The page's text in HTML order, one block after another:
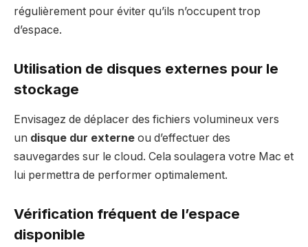
régulièrement pour éviter qu’ils n’occupent trop
d’espace.
Utilisation de disques externes pour le
stockage
Envisagez de déplacer des fichiers volumineux vers
un disque dur externe ou d’effectuer des
sauvegardes sur le cloud. Cela soulagera votre Mac et
lui permettra de performer optimalement.
Vérification fréquent de l’espace
disponible